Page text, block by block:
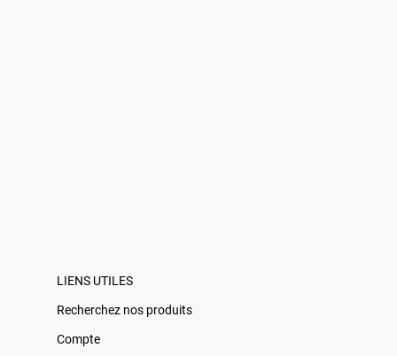
LIENS UTILES
Recherchez nos produits
Compte